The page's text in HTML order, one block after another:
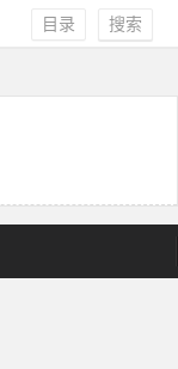
搜索
目录